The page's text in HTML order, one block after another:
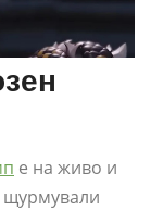
е на живо и
щурмували